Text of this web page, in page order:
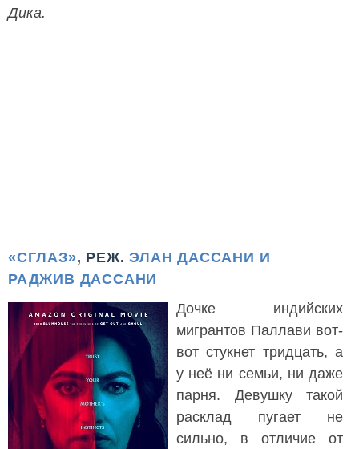
Дика.
«СГЛАЗ», РЕЖ.ЭЛАН ДАССАНИ И
РАДЖИВ ДАССАНИ
Дочке индийских
мигрантов Паллави вот-
вот стукнет тридцать, а
у неё ни семьи, ни даже
парня. Девушку такой
расклад пугает не
сильно, в отличие от